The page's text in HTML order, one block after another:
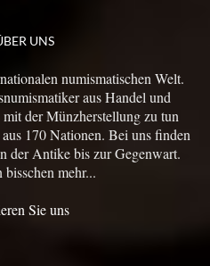
UNS
numismatischen Welt.
aus Handel und
der Münzherstellung zu tun
170 Nationen. Bei uns finden
der Antike bis zur Gegenwart.
mehr...
Sie uns